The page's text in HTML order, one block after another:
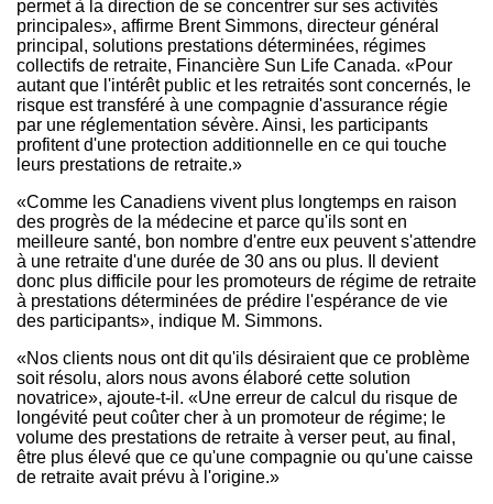
permet à la direction de se concentrer sur ses activités
principales», affirme Brent Simmons, directeur général
principal, solutions prestations déterminées, régimes
collectifs de retraite, Financière Sun Life Canada. «Pour
autant que l'intérêt public et les retraités sont concernés, le
risque est transféré à une compagnie d'assurance régie
par une réglementation sévère. Ainsi, les participants
profitent d'une protection additionnelle en ce qui touche
leurs prestations de retraite.»
«Comme les Canadiens vivent plus longtemps en raison
des progrès de la médecine et parce qu'ils sont en
meilleure santé, bon nombre d'entre eux peuvent s'attendre
à une retraite d'une durée de 30 ans ou plus. Il devient
donc plus difficile pour les promoteurs de régime de retraite
à prestations déterminées de prédire l'espérance de vie
des participants», indique M. Simmons.
«Nos clients nous ont dit qu'ils désiraient que ce problème
soit résolu, alors nous avons élaboré cette solution
novatrice», ajoute-t-il. «Une erreur de calcul du risque de
longévité peut coûter cher à un promoteur de régime; le
volume des prestations de retraite à verser peut, au final,
être plus élevé que ce qu'une compagnie ou qu'une caisse
de retraite avait prévu à l'origine.»